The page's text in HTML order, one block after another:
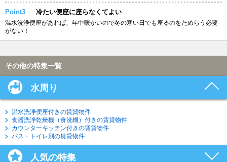
Point3 冷たい便座に座らなくてよい
温水洗浄便座があれば、年中暖かいので冬の寒い日でも座るのをためらう必要
がない！
その他の特集一覧
水周り
温水洗浄便座付きの賃貸物件
食器洗浄乾燥機（食洗機）付きの賃貸物件
カウンターキッチン付きの賃貸物件
バス・トイレ別の賃貸物件
人気の特集